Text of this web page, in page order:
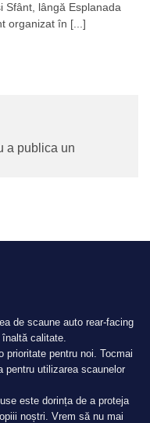
Sfânt, lângă Esplanada
organizat în [...]
a publica un
de scaune auto rear-facing
calitate.
prioritate pentru noi. Tocmai
pentru utilizarea scaunelor
este dorința de a proteja
noștri. Vrem să nu mai